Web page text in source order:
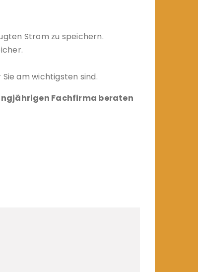
Strom zu speichern.
am wichtigsten sind.
Fachfirma beraten